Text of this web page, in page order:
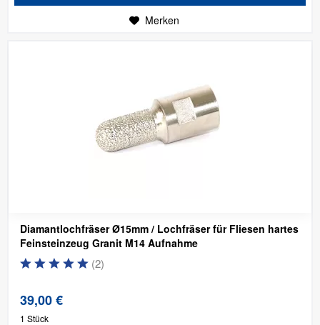
Merken
Diamantlochfräser Ø15mm / Lochfräser für Fliesen hartes
Feinsteinzeug Granit M14 Aufnahme
(2)
39,00 €
1 Stück